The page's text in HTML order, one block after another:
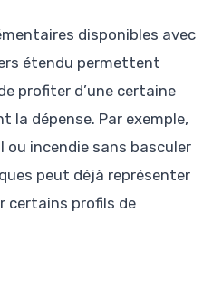
disponibles avec
étendu permettent
profiter d’une certaine
dépense. Par exemple,
incendie sans basculer
peut déjà représenter
certains profils de